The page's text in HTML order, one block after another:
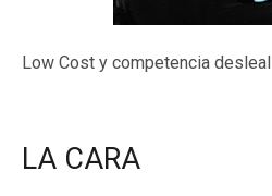
Low Cost y competencia desleal
LA CARA